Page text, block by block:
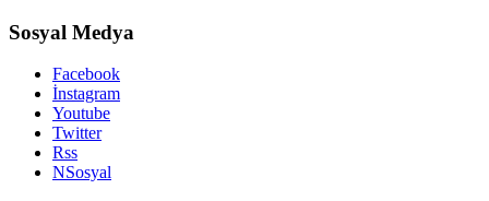
Sosyal Medya
Facebook
İnstagram
Youtube
Twitter
Rss
NSosyal